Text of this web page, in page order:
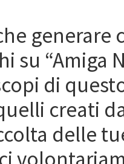
su “Amiga
di
creati
delle